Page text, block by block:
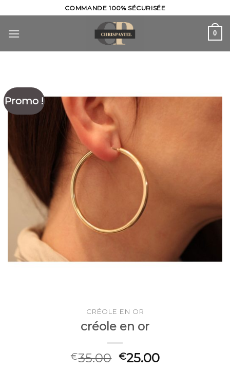
to
content
COMMANDE 100% SÉCURISÉE
0
Promo !
CRÉOLE EN OR
créole en or
€35.00 €25.00